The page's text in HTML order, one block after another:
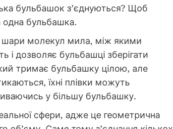
бульбашок з’єднуються? Щоб
одна бульбашка.
шари молекул мила, між якими
і дозволяє бульбашці зберігати
тримає бульбашку цілою, але
їхні плівки можуть
у більшу бульбашку.
сфери, адже це геометрична